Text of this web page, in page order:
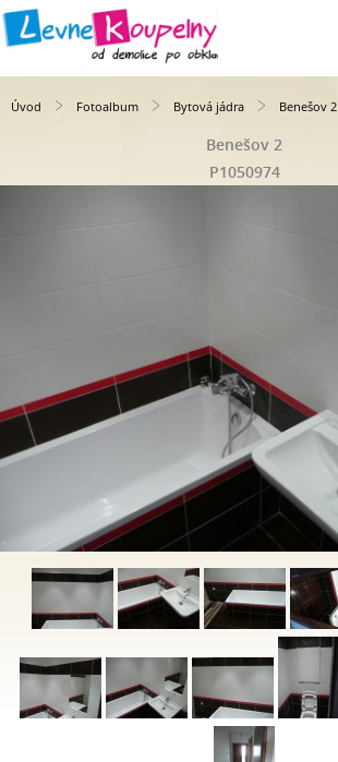
Úvod Fotoalbum Bytová jádra Benešov 2
Benešov 2
P1050974